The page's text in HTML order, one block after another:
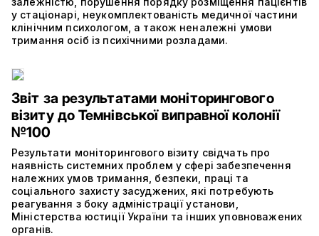
у стаціонарі, неукомплектованість медичної частини
клінічним психологом, а також неналежні умови
тримання осіб із психічними розладами.
Звіт за результатами моніторингового
візиту до Темнівської виправної колонії
№100
Результати моніторингового візиту свідчать про
наявність системних проблем у сфері забезпечення
належних умов тримання, безпеки, праці та
соціального захисту засуджених, які потребують
реагування з боку адміністрації установи,
Міністерства юстиції України та інших уповноважених
органів.